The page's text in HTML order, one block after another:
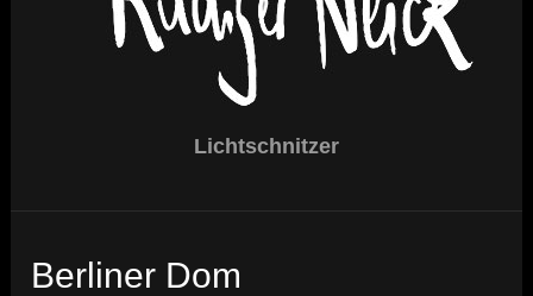
Lichtschnitzer
Berliner Dom